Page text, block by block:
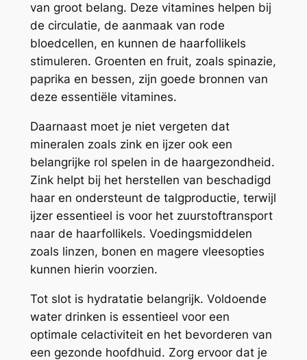
van groot belang. Deze vitamines helpen bij
de circulatie, de aanmaak van rode
bloedcellen, en kunnen de haarfollikels
stimuleren. Groenten en fruit, zoals spinazie,
paprika en bessen, zijn goede bronnen van
deze essentiële vitamines.
Daarnaast moet je niet vergeten dat
mineralen zoals zink en ijzer ook een
belangrijke rol spelen in de haargezondheid.
Zink helpt bij het herstellen van beschadigd
haar en ondersteunt de talgproductie, terwijl
ijzer essentieel is voor het zuurstoftransport
naar de haarfollikels. Voedingsmiddelen
zoals linzen, bonen en magere vleesopties
kunnen hierin voorzien.
Tot slot is hydratatie belangrijk. Voldoende
water drinken is essentieel voor een
optimale celactiviteit en het bevorderen van
een gezonde hoofdhuid. Zorg ervoor dat je